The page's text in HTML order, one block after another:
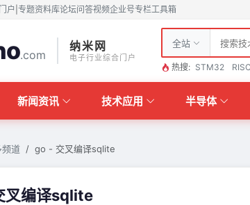
户 专题资料库论坛问答视频企业号专栏工具箱
.com
纳米网
电子行业综合门户
全站
热搜: STM32
新闻资讯 技术应用 半导体
频道 go - 交叉编译sqlite
叉编译sqlite